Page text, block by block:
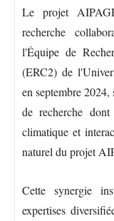
Le projet
recherche
l'Équipe de
(ERC2) de
en septembre
de recherche
climatique et
naturel du projet
Cette synergie
expertises